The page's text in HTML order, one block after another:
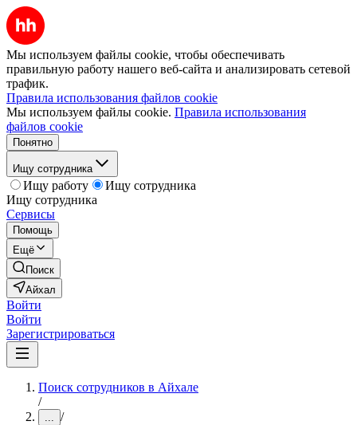
Мы используем файлы cookie, чтобы обеспечивать
правильную работу нашего веб-сайта и анализировать сетевой
трафик.
Правила использования файлов cookie
Мы используем файлы cookie. Правила использования
файлов cookie
Понятно
Ищу сотрудника
Ищу работу
Ищу сотрудника
Ищу сотрудника
Сервисы
Помощь
Ещё
Поиск
Айхал
Войти
Войти
Зарегистрироваться
Поиск сотрудников в Айхале
/
... /